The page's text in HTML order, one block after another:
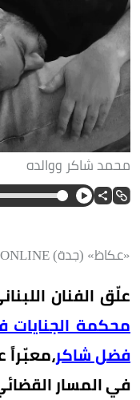
محمد شاكر ووالده
«عكاظ» (جدة) OKAZ_ONLINE@
علّق الفنان
محكمة الجنايات
فضل شاكر
في المسار